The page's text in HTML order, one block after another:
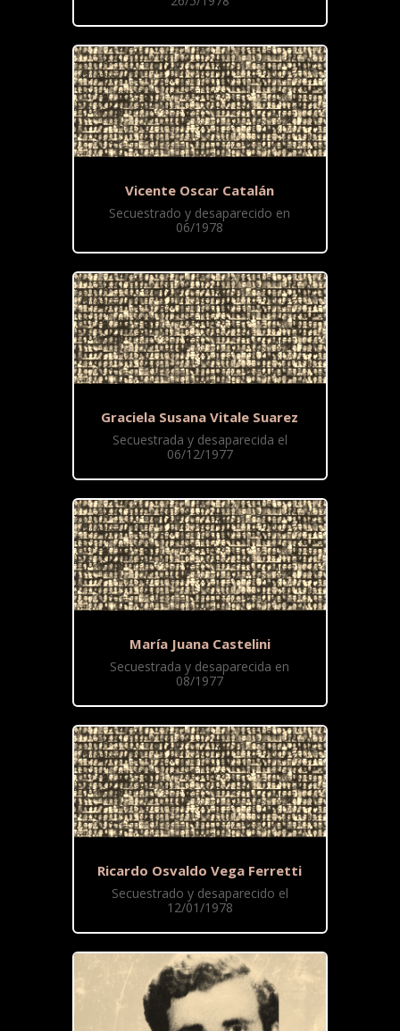
Vicente Oscar Catalán
Secuestrado y desaparecido en
06/1978
Graciela Susana Vitale Suarez
Secuestrada y desaparecida el
06/12/1977
María Juana Castelini
Secuestrada y desaparecida en
08/1977
Ricardo Osvaldo Vega Ferretti
Secuestrado y desaparecido el
12/01/1978